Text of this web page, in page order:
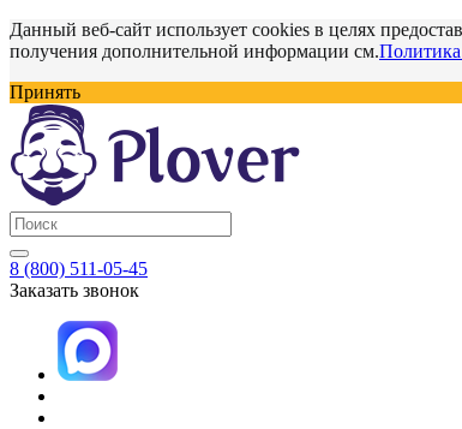
Данный веб-сайт использует cookies в целях
получения дополнительной информации см.Политика
Принять
8 (800) 511-05-45
Заказать звонок